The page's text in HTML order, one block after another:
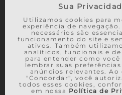
Sua
Utilizamos cookies para
experiência de
necessários são
funcionamento do site e
ativos. Também
analíticos, funcionais e
para entender como você
lembrar suas
anúncios relevantes. Ao
"Concordar", você
todos esses cookies,
em nossa Política de
MEUS PEDIDOS